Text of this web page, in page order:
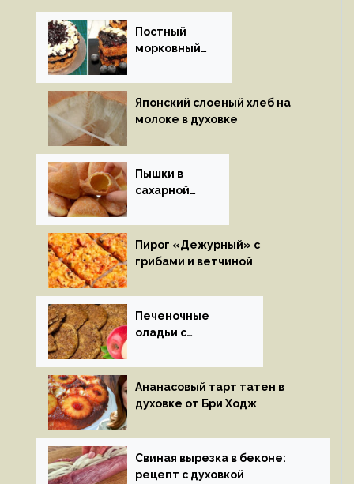
Постный
морковный
Японский слоеный хлеб на
молоке в духовке
Пышки в
сахарной
Пирог «Дежурный» с
грибами и ветчиной
Печеночные
оладьи с
Ананасовый тарт татен в
духовке от Бри Ходж
Свиная вырезка в беконе:
рецепт с духовкой